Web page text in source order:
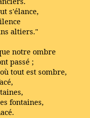
s'élance,
altiers."
notre ombre
passé ;
tout est sombre,
fontaines,